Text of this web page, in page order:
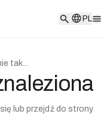
PL
tak...
lub przejdź do strony